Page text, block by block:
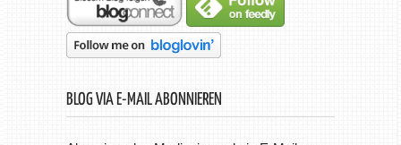
BLOG VIA E-MAIL ABONNIEREN